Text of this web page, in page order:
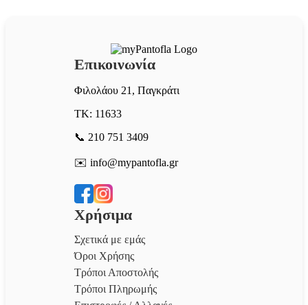
Επικοινωνία
Φιλολάου 21, Παγκράτι
ΤΚ: 11633
📞 210 751 3409
✉️ info@mypantofla.gr
Χρήσιμα
Σχετικά με εμάς
Όροι Χρήσης
Τρόποι Αποστολής
Τρόποι Πληρωμής